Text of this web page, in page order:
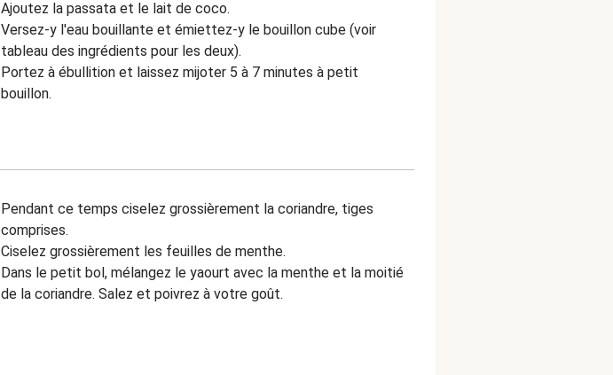
Ajoutez la passata et le lait de coco.
Versez-y l'eau bouillante et émiettez-y le bouillon cube (voir
tableau des ingrédients pour les deux).
Portez à ébullition et laissez mijoter 5 à 7 minutes à petit
bouillon.
Pendant ce temps ciselez grossièrement la coriandre, tiges
comprises.
Ciselez grossièrement les feuilles de menthe.
Dans le petit bol, mélangez le yaourt avec la menthe et la moitié
de la coriandre. Salez et poivrez à votre goût.